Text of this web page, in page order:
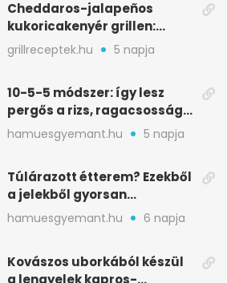
Cheddaros-jalapeños
kukoricakenyér grillen:
ropogós alj, puha belső
grillreceptek.hu 5 napja
10-5-5 módszer: így lesz
pergős a rizs, ragacsosság
nélkül
hamuesgyemant.hu 5 napja
Túlárazott étterem? Ezekből
a jelekből gyorsan
észreveheted
hamuesgyemant.hu 6 napja
Kovászos uborkából készül
a lengyelek kapros-